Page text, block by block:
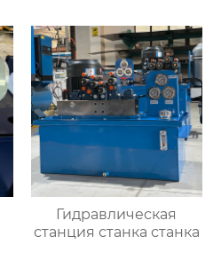
Гидравлическая
станция станка станка